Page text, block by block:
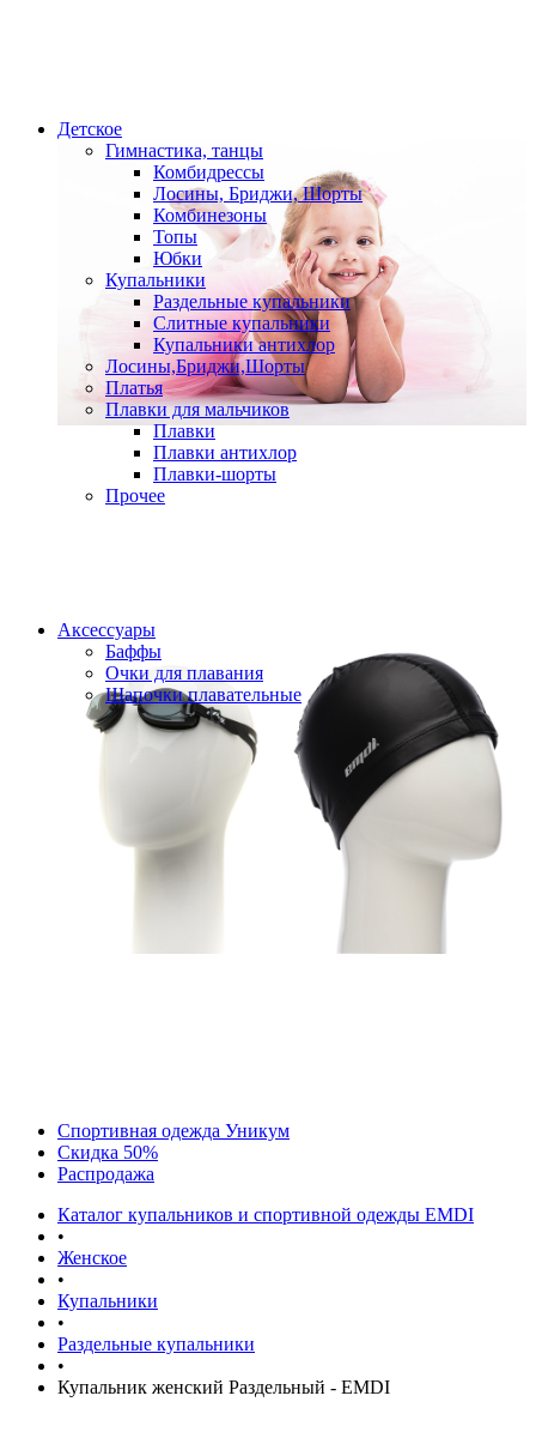
Детское
Гимнастика, танцы
Комбидрессы
Лосины, Бриджи, Шорты
Комбинезоны
Топы
Юбки
Купальники
Раздельные купальники
Слитные купальники
Купальники антихлор
Лосины,Бриджи,Шорты
Платья
Плавки для мальчиков
Плавки
Плавки антихлор
Плавки-шорты
Прочее
Аксессуары
Баффы
Очки для плавания
Шапочки плавательные
Спортивная одежда Уникум
Скидка 50%
Распродажа
Каталог купальников и спортивной одежды EMDI
•
Женское
•
Купальники
•
Раздельные купальники
•
Купальник женский Раздельный - EMDI